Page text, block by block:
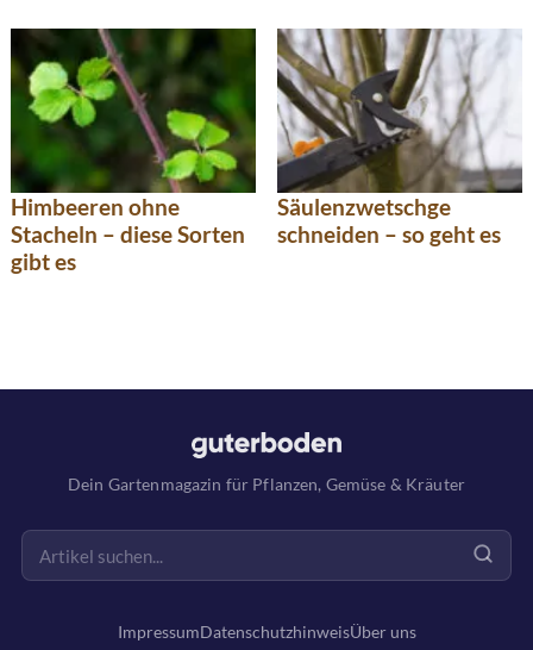
Himbeeren ohne
Stacheln – diese Sorten
gibt es
Säulenzwetschge
schneiden – so geht es
Dein Gartenmagazin für Pflanzen, Gemüse & Kräuter
ImpressumDatenschutzhinweisÜber uns